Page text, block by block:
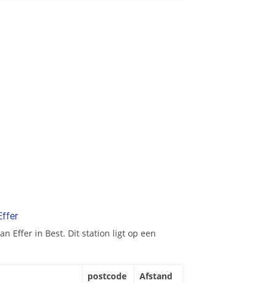
Effer in Best. Dit station ligt op een
postcode
Afstand